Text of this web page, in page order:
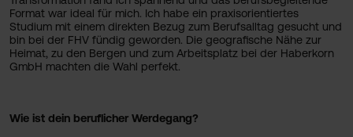
Format war ideal für mich. Ich habe ein praxisorientiertes
Studium mit einem direkten Bezug zum Berufsalltag gesucht und
bin bei der FHV fündig geworden. Die geografische Nähe zur
Heimat, zu den Bergen und zum Arbeitsplatz bei der Haberkorn
GmbH machten die Wahl perfekt.
Wie ist dein beruflicher Werdegang?